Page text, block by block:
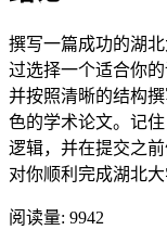
撰写一篇成功的湖
过选择一个适合你
并按照清晰的结构
色的学术论文。记
逻辑，并在提交之
对你顺利完成湖北
阅读量: 9942